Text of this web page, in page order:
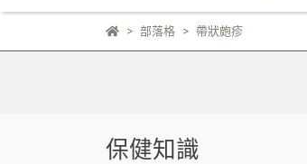
部落格 帶狀皰疹
保健知識